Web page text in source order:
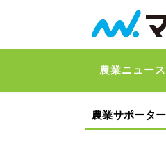
農業ニュース
農業サポーター